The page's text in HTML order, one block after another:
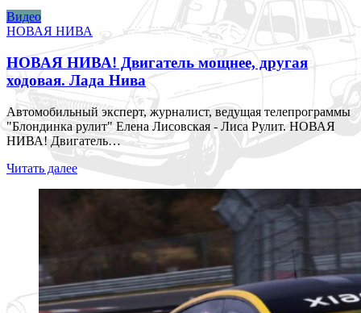
Видео
НОВАЯ НИВА
НОВАЯ НИВА! Двигатель мощнее, другая
ходовая. Лада Нива
Автомобильный эксперт, журналист, ведущая телепрограммы
"Блондинка рулит" Елена Лисовская - Лиса Рулит. НОВАЯ
НИВА! Двигатель…
Читать далее